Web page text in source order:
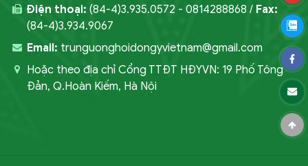
Điện thoại: (84-4)3.935.0572 - 0814288868 / Fax:
(84-4)3.934.9067
Email: trunguonghoidongyvietnam@gmail.com
Hoặc theo địa chỉ Cổng TTĐT HĐYVN: 19 Phố Tông
Đản, Q.Hoàn Kiếm, Hà Nội